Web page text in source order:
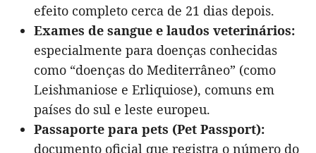
efeito completo cerca de 21 dias depois.
Exames de sangue e laudos veterinários:
especialmente para doenças conhecidas
como “doenças do Mediterrâneo” (como
Leishmaniose e Erliquiose), comuns em
países do sul e leste europeu.
Passaporte para pets (Pet Passport):
documento oficial que registra o número do